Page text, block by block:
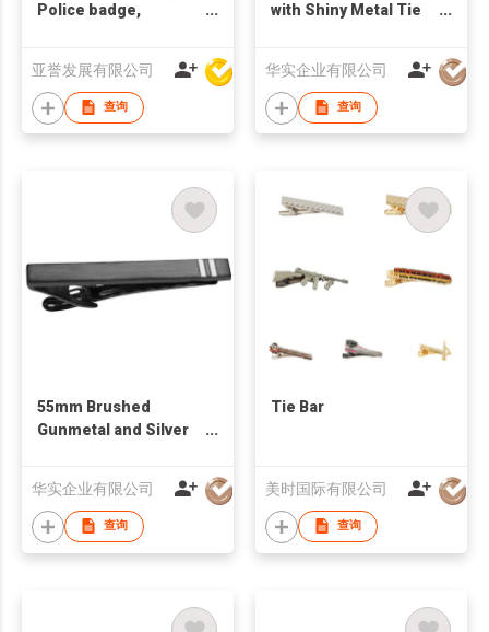
Police badge,
亚誉发展有限公司
查询
with Shiny Metal Tie
华实企业有限公司
查询
55mm Brushed
Gunmetal and Silver
华实企业有限公司
查询
Tie Bar
美时国际有限公司
查询